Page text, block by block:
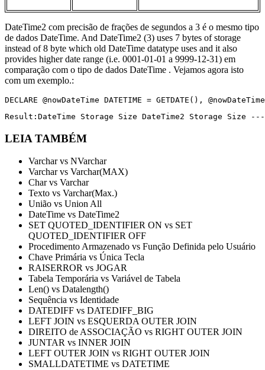
DateTime2 com precisão de frações de segundos a 3 é o mesmo tipo
de dados DateTime. And DateTime2 (3) uses 7 bytes of storage
instead of 8 byte which old DateTime datatype uses and it also
provides higher date range (i.e. 0001-01-01 a 9999-12-31) em
comparação com o tipo de dados DateTime . Vejamos agora isto
com um exemplo.:
DECLARE @nowDateTime DATETIME = GETDATE(),
Result:DateTime Storage Size DateTime2
LEIA TAMBÉM
Varchar vs NVarchar
Varchar vs Varchar(MAX)
Char vs Varchar
Texto vs Varchar(Max.)
União vs Union All
DateTime vs DateTime2
SET QUOTED_IDENTIFIER ON vs SET
QUOTED_IDENTIFIER OFF
Procedimento Armazenado vs Função Definida pelo Usuário
Chave Primária vs Única Tecla
RAISERROR vs JOGAR
Tabela Temporária vs Variável de Tabela
Len() vs Datalength()
Sequência vs Identidade
DATEDIFF vs DATEDIFF_BIG
LEFT JOIN vs ESQUERDA OUTER JOIN
DIREITO de ASSOCIAÇÃO vs RIGHT OUTER JOIN
JUNTAR vs INNER JOIN
LEFT OUTER JOIN vs RIGHT OUTER JOIN
SMALLDATETIME vs DATETIME